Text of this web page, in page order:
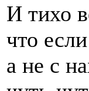
И тихо
что
а не с